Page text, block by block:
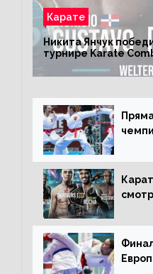
Карате
Никита Янчук
турнире Karate